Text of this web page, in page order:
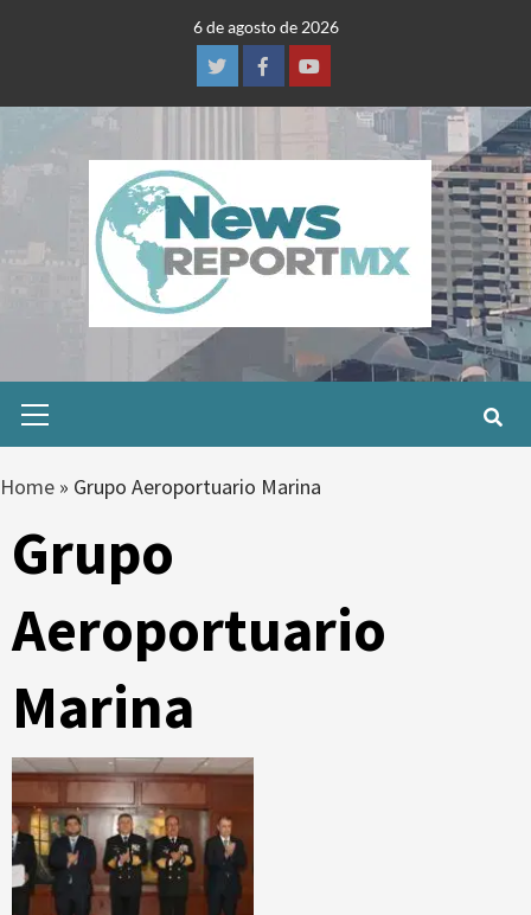
6 de agosto de 2026
TwitterFacebookYoutube
Menu
Home » Grupo Aeroportuario Marina
Grupo
Aeroportuario
Marina